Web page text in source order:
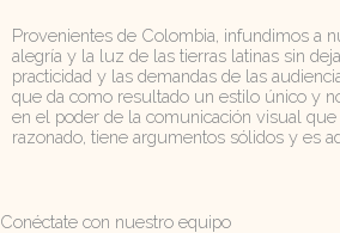
Provenientes de Colombia, infundimos a
alegría y la luz de las tierras latinas sin
practicidad y las demandas de las
que da como resultado un estilo único y
en el poder de la comunicación visual
razonado, tiene argumentos sólidos y es
Conéctate con nuestro equipo